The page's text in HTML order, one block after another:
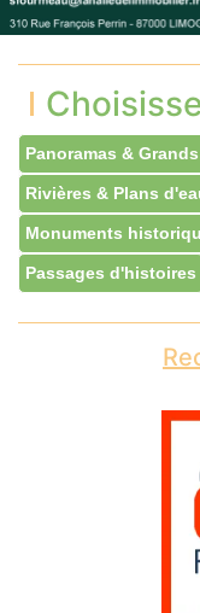
Panoramas &
Rivières & Plans
Monuments
Passages d'histoires